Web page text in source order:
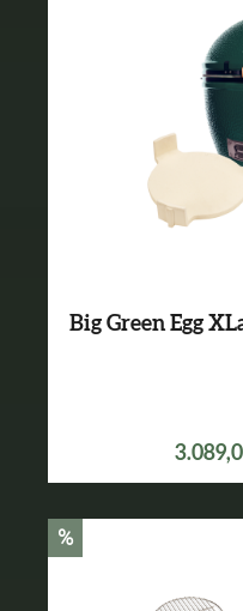
Big Green Egg
%